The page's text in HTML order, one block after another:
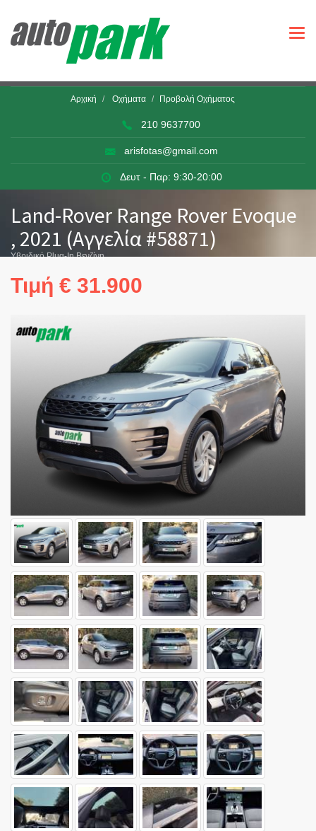
Αρχική Οχήματα Προβολή Οχήματος
210 9637700
arisfotas@gmail.com
Δευτ - Παρ: 9:30-20:00
Land-Rover Range Rover Evoque
, 2021 (Αγγελία #58871)
Υβριδικό Plug-In Βενζίνη
Τιμή € 31.900